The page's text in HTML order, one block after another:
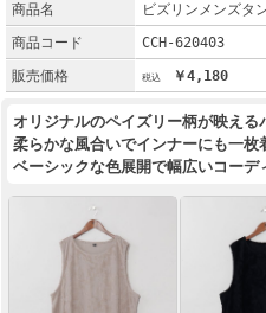
商品名
ビズリンメンズタ
商品コード
CCH-620403
販売価格
￥4,180
オリジナルのペイズリー柄が映える
柔らかな風合いでインナーにも一枚
ベーシックな色展開で幅広いコーデ